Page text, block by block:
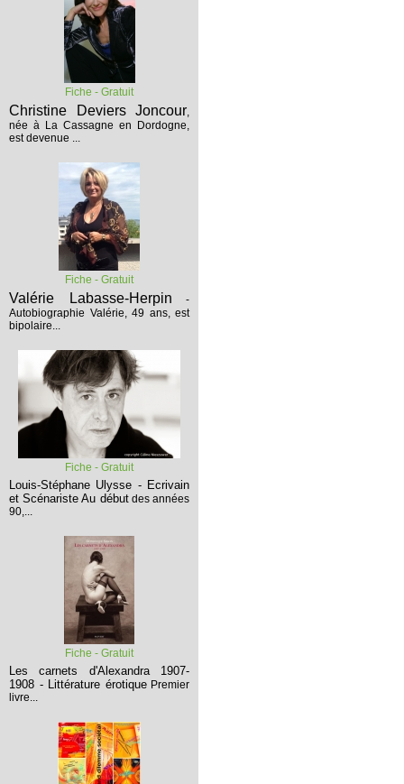
Fiche - Gratuit
Christine Deviers Joncour,
née à La Cassagne en Dordogne,
est devenue ...
Fiche - Gratuit
Valérie Labasse-Herpin -
Autobiographie Valérie, 49 ans, est
bipolaire...
Fiche - Gratuit
Louis-Stéphane Ulysse - Ecrivain
et Scénariste Au débutdes années
90,...
Fiche - Gratuit
Les carnets d'Alexandra 1907-
1908 - Littérature érotique Premier
livre...